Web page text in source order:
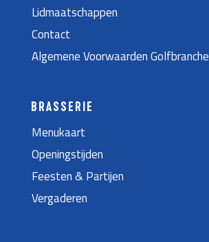
Lidmaatschappen
Contact
Algemene Voorwaarden Golfbranche
BRASSERIE
Menukaart
Openingstijden
Feesten & Partijen
Vergaderen